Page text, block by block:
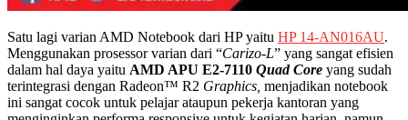
Satu lagi varian AMD Notebook dari HP yaitu HP 14-AN016AU.
Menggunakan prosessor varian dari “Carizo-L” yang sangat efisien
dalam hal daya yaitu AMD APU E2-7110 Quad Core yang sudah
terintegrasi dengan Radeon™ R2 Graphics menjadikan notebook
ini sangat cocok untuk pelajar ataupun pekerja kantoran yang